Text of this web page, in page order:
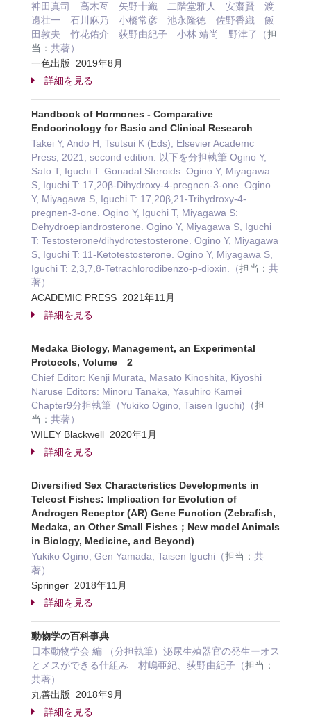
神田真司 高木亙 矢野十織 二階堂雅人 安齋賢 渡
邊壮一 石川麻乃 小橋常彦 池永隆徳 佐野香織 飯
田敦夫 竹花佑介 荻野由紀子 小林 靖尚 野津了（担
当： 共著）
一色出版 2019年8月
詳細を見る
Handbook of Hormones - Comparative
Endocrinology for Basic and Clinical Research
Takei Y, Ando H, Tsutsui K (Eds), Elsevier Academc
Press, 2021, second edition. 以下を分担執筆 Ogino Y,
Sato T, Iguchi T: Gonadal Steroids. Ogino Y, Miyagawa
S, Iguchi T: 17,20β-Dihydroxy-4-pregnen-3-one. Ogino
Y, Miyagawa S, Iguchi T: 17,20β,21-Trihydroxy-4-
pregnen-3-one. Ogino Y, Iguchi T, Miyagawa S:
Dehydroepiandrosterone. Ogino Y, Miyagawa S, Iguchi
T: Testosterone/dihydrotestosterone. Ogino Y, Miyagawa
S, Iguchi T: 11-Ketotestosterone. Ogino Y, Miyagawa S,
Iguchi T: 2,3,7,8-Tetrachlorodibenzo-p-dioxin.（担当： 共
著）
ACADEMIC PRESS 2021年11月
詳細を見る
Medaka Biology, Management, an Experimental
Protocols, Volume 2
Chief Editor: Kenji Murata, Masato Kinoshita, Kiyoshi
Naruse Editors: Minoru Tanaka, Yasuhiro Kamei
Chapter9分担執筆（Yukiko Ogino, Taisen Iguchi)（担
当： 共著）
WILEY Blackwell 2020年1月
詳細を見る
Diversified Sex Characteristics Developments in
Teleost Fishes: Implication for Evolution of
Androgen Receptor (AR) Gene Function (Zebrafish,
Medaka, an Other Small Fishes；New model Animals
in Biology, Medicine, and Beyond)
Yukiko Ogino, Gen Yamada, Taisen Iguchi（担当： 共
著）
Springer 2018年11月
詳細を見る
動物学の百科事典
日本動物学会 編 （分担執筆）泌尿生殖器官の発生ーオス
とメスができる仕組み 村嶋亜紀、荻野由紀子（担当：
共著）
丸善出版 2018年9月
詳細を見る